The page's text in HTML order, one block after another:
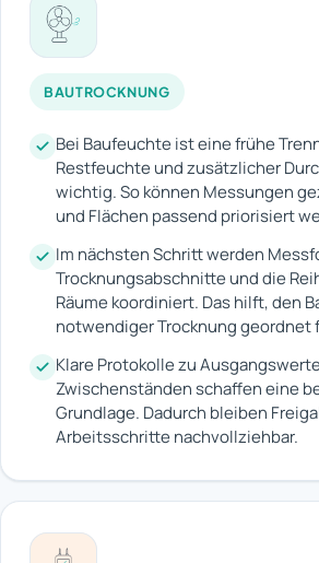
BAUTROCKNUNG
Bei Baufeuchte ist eine frühe
Restfeuchte und zusätzlicher
wichtig. So können Messungen
und Flächen passend priorisiert
Im nächsten Schritt werden
Trocknungsabschnitte und die
Räume koordiniert. Das hilft, den
notwendiger Trocknung geordnet
Klare Protokolle zu
Zwischenständen schaffen eine
Grundlage. Dadurch bleiben
Arbeitsschritte nachvollziehbar.